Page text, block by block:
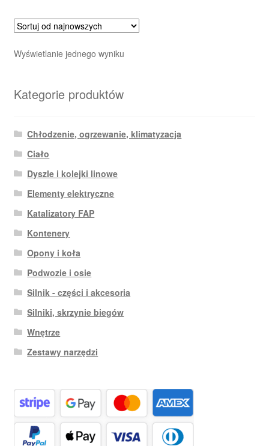
Wyświetlanie jednego wyniku
Kategorie produktów
Chłodzenie, ogrzewanie, klimatyzacja
Ciało
Dyszle i kolejki linowe
Elementy elektryczne
Katalizatory FAP
Kontenery
Opony i koła
Podwozie i osie
Silnik - części i akcesoria
Silniki, skrzynie biegów
Wnętrze
Zestawy narzędzi